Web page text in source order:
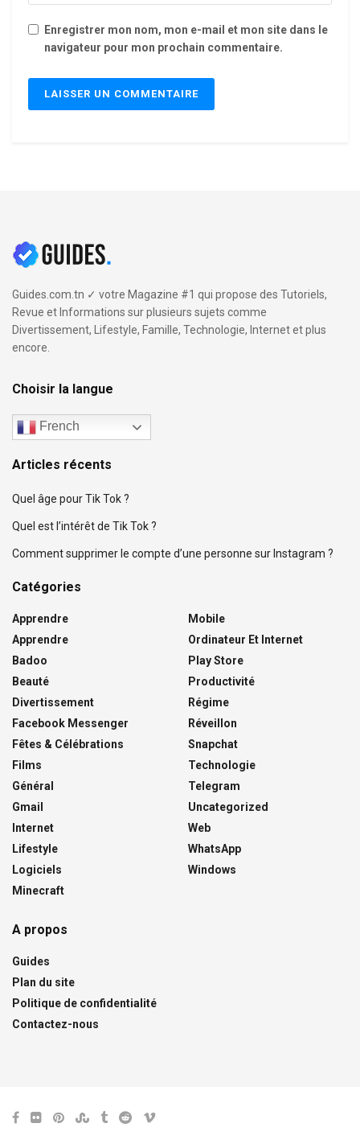
Enregistrer mon nom, mon e-mail et mon site dans le
navigateur pour mon prochain commentaire.
Guides.com.tn ✓ votre Magazine #1 qui propose des Tutoriels,
Revue et Informations sur plusieurs sujets comme
Divertissement, Lifestyle, Famille, Technologie, Internet et plus
encore.
Choisir la langue
French
Articles récents
Quel âge pour Tik Tok ?
Quel est l’intérêt de Tik Tok ?
Comment supprimer le compte d’une personne sur Instagram ?
Catégories
Apprendre
Apprendre
Badoo
Beauté
Divertissement
Facebook Messenger
Fêtes & Célébrations
Films
Général
Gmail
Internet
Lifestyle
Logiciels
Minecraft
Mobile
Ordinateur Et Internet
Play Store
Productivité
Régime
Réveillon
Snapchat
Technologie
Telegram
Uncategorized
Web
WhatsApp
Windows
A propos
Guides
Plan du site
Politique de confidentialité
Contactez-nous